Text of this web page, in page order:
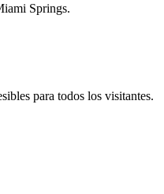
Springs.
para todos los visitantes.